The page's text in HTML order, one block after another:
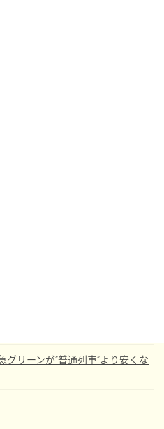
リーンが”普通列車”より安くな